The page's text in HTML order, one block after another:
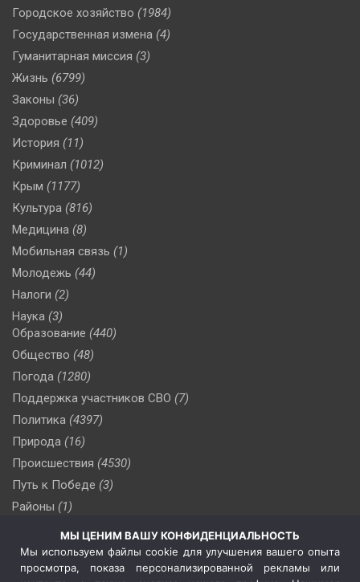
Городское хозяйство (1984)
Государственная измена (4)
Гуманитарная миссия (3)
Жизнь (6799)
Законы (36)
Здоровье (409)
История (11)
Криминал (1012)
Крым (1177)
Культура (816)
Медицина (8)
Мобильная связь (1)
Молодежь (44)
Налоги (2)
Наука (3)
Образование (440)
Общество (48)
Погода (1280)
Поддержка участников СВО (7)
Политика (4397)
Природа (16)
Происшествия (4530)
Путь к Победе (3)
Районы (1)
(510)
Сельское хозяйство (3)
Социальная политика
(3)
МЫ ЦЕНИМ ВАШУ КОНФИДЕНЦИАЛЬНОСТЬ
Мы используем файлы cookie для улучшения вашего опыта
просмотра, показа персонализированной рекламы или